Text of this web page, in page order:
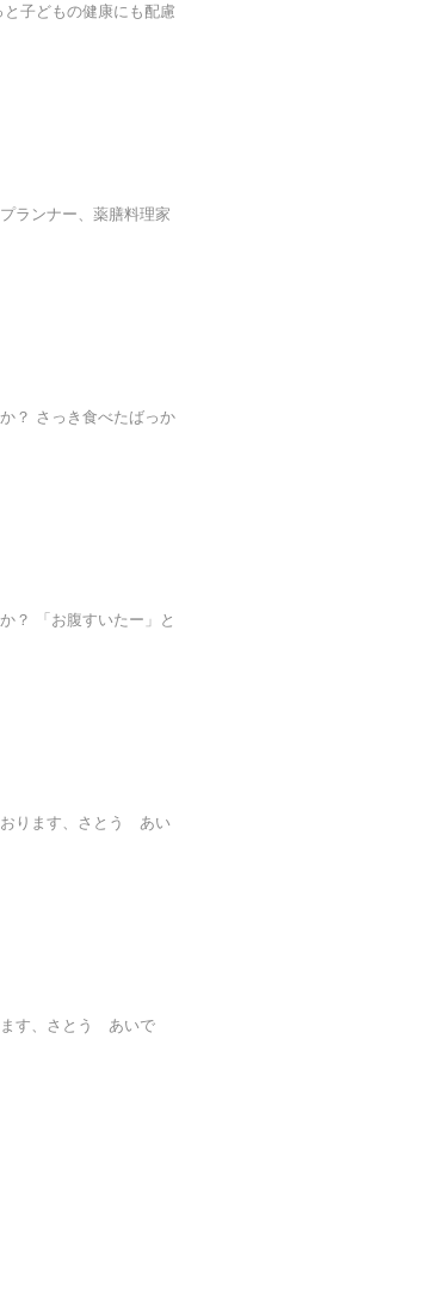
子どもの健康にも配慮
ランナー、薬膳料理家
？ さっき食べたばっか
？ 「お腹すいたー」と
おります、さとう あい
ます、さとう あいで